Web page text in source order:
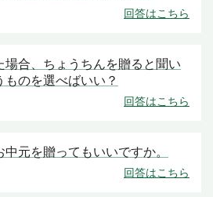
場合、ちょうちんを贈ると聞い
ものを選べばいい？
元を贈ってもいいですか。